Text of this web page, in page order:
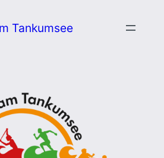
Tankumsee